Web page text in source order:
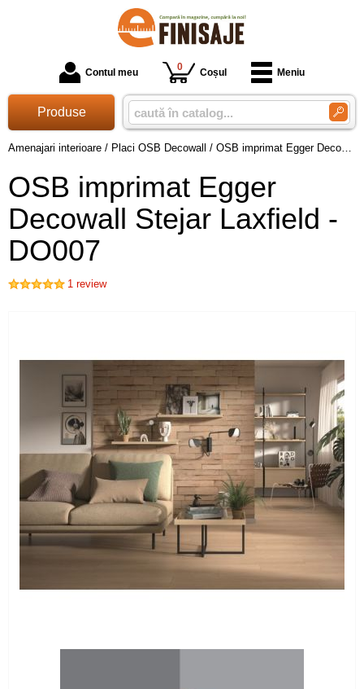
Contul meu 0 Coșul Meniu
Produse
Amenajari interioare / Placi OSB Decowall / OSB imprimat Egger Decowall Stejar Laxfield - DO007
OSB imprimat Egger
Decowall Stejar Laxfield -
DO007
1 review